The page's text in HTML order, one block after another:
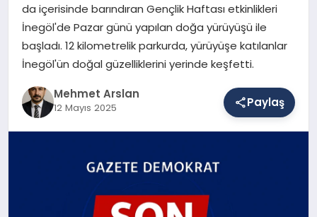
MAGAZIN
SAĞLIK
da içerisinde barındıran Gençlik Haftası etkinlikleri
İnegöl'de Pazar günü yapılan doğa yürüyüşü ile
başladı. 12 kilometrelik parkurda, yürüyüşe katılanlar
İnegöl'ün doğal güzelliklerini yerinde keşfetti.
Mehmet Arslan
12 Mayıs 2025 Paylaş